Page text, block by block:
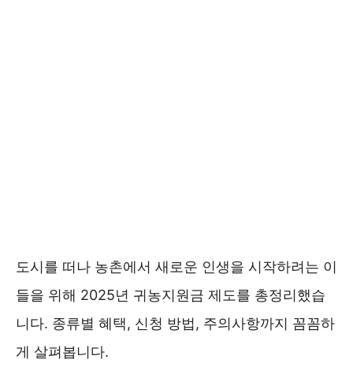
도시를 떠나 농촌에서 새로운 인생을 시작하려는 이
들을 위해 2025년 귀농지원금 제도를 총정리했습
니다. 종류별 혜택, 신청 방법, 주의사항까지 꼼꼼하
게 살펴봅니다.